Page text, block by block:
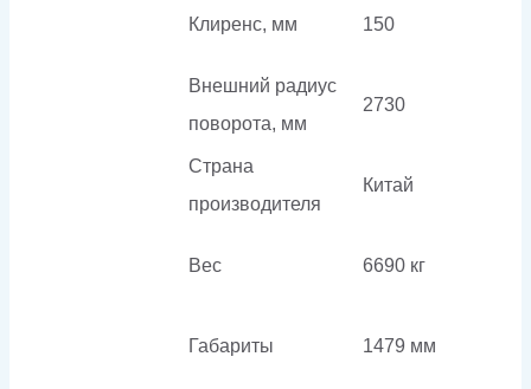
Клиренс, мм 150
Внешний радиус
поворота, мм
2730
Страна
производителя
Китай
Вес 6690 кг
Габариты 1479 мм